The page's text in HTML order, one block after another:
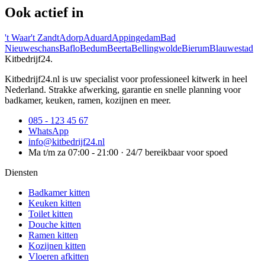
Ook actief in
't Waar't ZandtAdorpAduardAppingedamBad
NieuweschansBafloBedumBeertaBellingwoldeBierumBlauwestad
Kitbedrijf24.
Kitbedrijf24.nl is uw specialist voor professioneel kitwerk in heel
Nederland. Strakke afwerking, garantie en snelle planning voor
badkamer, keuken, ramen, kozijnen en meer.
085 - 123 45 67
WhatsApp
info@kitbedrijf24.nl
Ma t/m za 07:00 - 21:00 · 24/7 bereikbaar voor spoed
Diensten
Badkamer kitten
Keuken kitten
Toilet kitten
Douche kitten
Ramen kitten
Kozijnen kitten
Vloeren afkitten